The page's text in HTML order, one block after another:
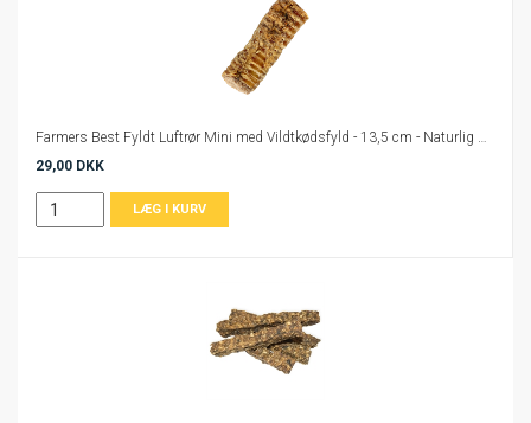
Farmers Best Fyldt Luftrør Mini med Vildtkødsfyld - 13,5 cm - Naturlig Hundesnack
29,00 DKK